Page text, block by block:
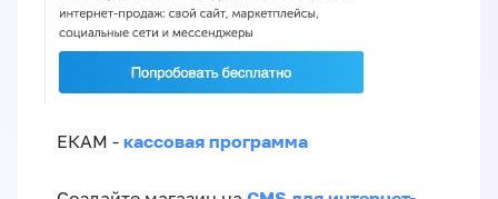
ЕКАМ - кассовая программа